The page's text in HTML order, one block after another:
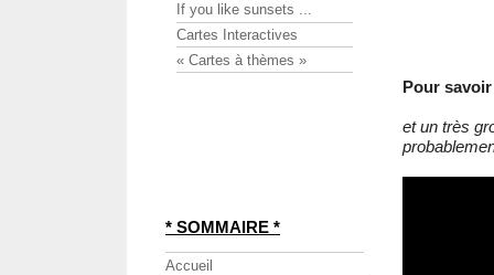
Pour
et un très
If you like sunsets ...
Cartes Interactives
« Cartes à thèmes »
* SOMMAIRE *
Accueil